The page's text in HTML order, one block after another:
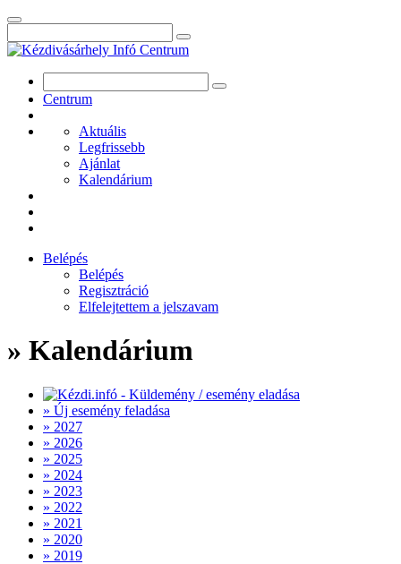
Centrum
Aktuális
Legfrissebb
Ajánlat
Kalendárium
Belépés
Belépés
Regisztráció
Elfelejtettem a jelszavam
» Kalendárium
» Új esemény feladása
» 2027
» 2026
» 2025
» 2024
» 2023
» 2022
» 2021
» 2020
» 2019